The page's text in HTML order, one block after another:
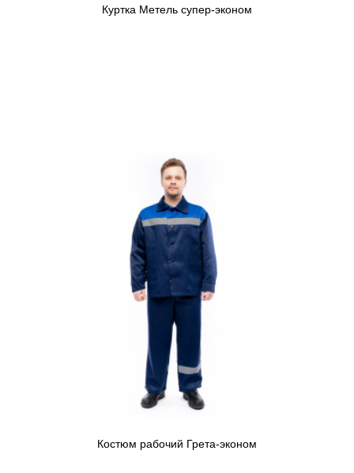
Куртка Метель супер-эконом
Костюм рабочий Грета-эконом